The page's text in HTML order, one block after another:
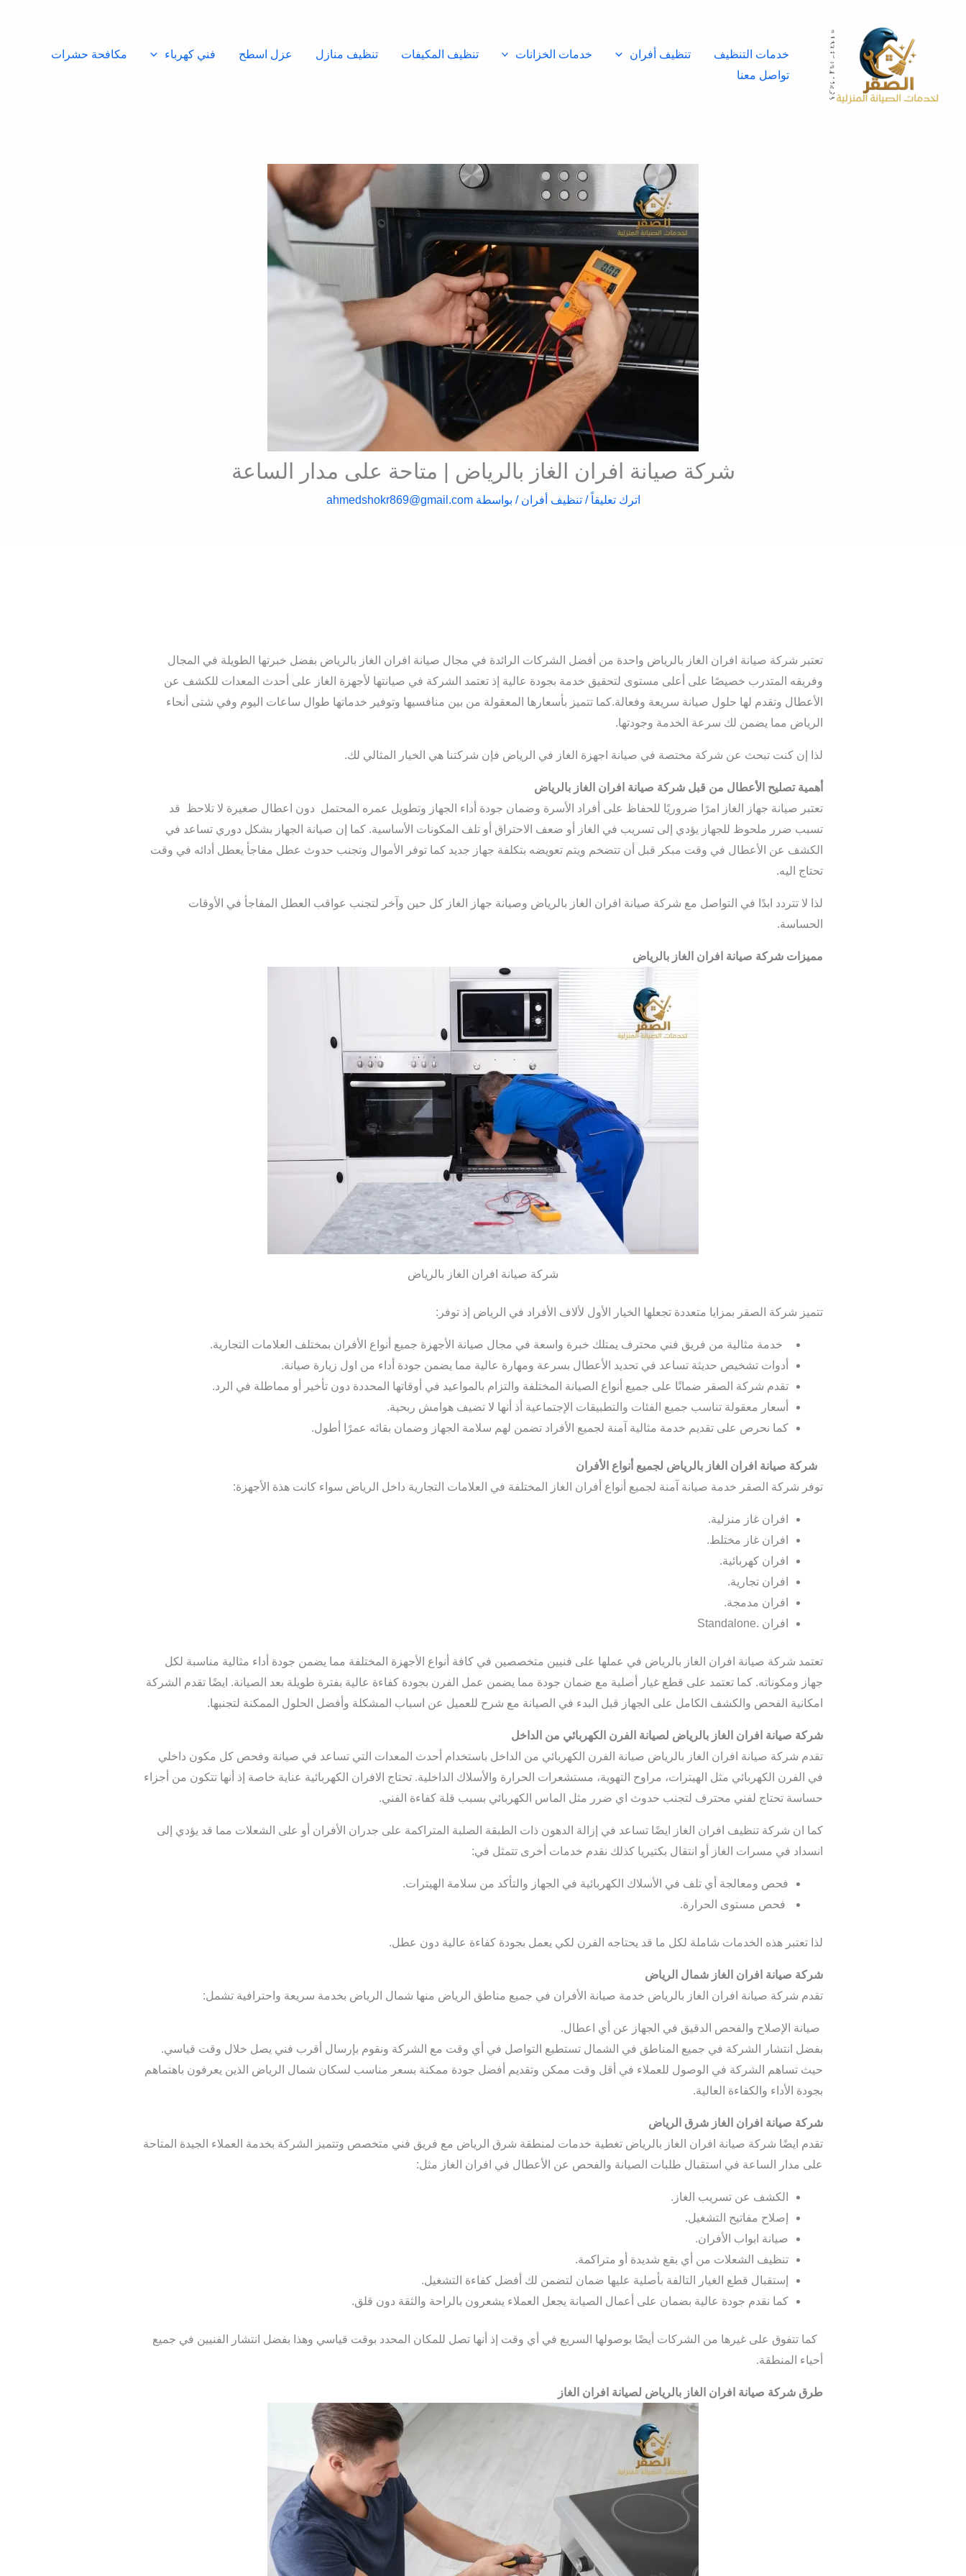
ال
ص
قر
لخ
دم
ا
ت
الت
نظ
ي
ف
بال
ريا
ض
خدمات التنظيف تنظيف أفران خدمات الخزانات تنظيف المكيفات تنظيف منازل عزل اسطح فني كهرباء
مكافحة حشرات
تواصل معنا
شركة صيانة افران الغاز بالرياض | متاحة على مدار الساعة
اترك تعليقاً /تنظيف أفران / بواسطة ahmedshokr869@gmail.com
تعتبر شركة صيانة افران الغاز بالرياض واحدة من أفضل الشركات الرائدة في مجال صيانة افران الغاز بالرياض بفضل خبرتها الطويلة في المجال
وفريقه المتدرب خصيصًا على أعلى مستوى لتحقيق خدمة بجودة عالية إذ تعتمد الشركة في صيانتها لأجهزة الغاز على أحدث المعدات للكشف عن
الأعطال وتقدم لها حلول صيانة سريعة وفعالة.كما تتميز بأسعارها المعقولة من بين منافسيها وتوفير خدماتها طوال ساعات اليوم وفي شتى أنحاء
الرياض مما يضمن لك سرعة الخدمة وجودتها.
لذا إن كنت تبحث عن شركة مختصة في صيانة اجهزة الغاز في الرياض فإن شركتنا هي الخيار المثالي لك.
أهمية تصليح الأعطال من قبل شركة صيانة افران الغاز بالرياض
تعتبر صيانة جهاز الغاز امرًا ضروريًا للحفاظ على أفراد الأسرة وضمان جودة أداء الجهاز وتطويل عمره المحتمل دون اعطال صغيرة لا تلاحظ قد
تسبب ضرر ملحوظ للجهاز يؤدي إلى تسريب في الغاز أو ضعف الاحتراق أو تلف المكونات الأساسية. كما إن صيانة الجهاز بشكل دوري تساعد في
الكشف عن الأعطال في وقت مبكر قبل أن تتضخم ويتم تعويضه بتكلفة جهاز جديد كما توفر الأموال وتجنب حدوث عطل مفاجأ يعطل أدائه في وقت
تحتاج اليه.
لذا لا تتردد ابدًا في التواصل مع شركة صيانة افران الغاز بالرياض وصيانة جهاز الغاز كل حين وآخر لتجنب عواقب العطل المفاجأ في الأوقات
الحساسة.
مميزات شركة صيانة افران الغاز بالرياض
شركة صيانة افران الغاز بالرياض
تتميز شركة الصقر بمزايا متعددة تجعلها الخيار الأول لألاف الأفراد في الرياض إذ توفر:
خدمة مثالية من فريق فني محترف يمتلك خبرة واسعة في مجال صيانة الأجهزة جميع أنواع الأفران بمختلف العلامات التجارية.
أدوات تشخيص حديثة تساعد في تحديد الأعطال بسرعة ومهارة عالية مما يضمن جودة أداء من اول زيارة صيانة.
تقدم شركة الصقر ضمانًا على جميع أنواع الصيانة المختلفة والتزام بالمواعيد في أوقاتها المحددة دون تأخير أو مماطلة في الرد.
أسعار معقولة تناسب جميع الفئات والتطبيقات الإجتماعية أذ أنها لا تضيف هوامش ربحية.
كما نحرص على تقديم خدمة مثالية آمنة لجميع الأفراد تضمن لهم سلامة الجهاز وضمان بقائه عمرًا أطول.
شركة صيانة افران الغاز بالرياض لجميع أنواع الأفران
توفر شركة الصقر خدمة صيانة آمنة لجميع أنواع أفران الغاز المختلفة في العلامات التجارية داخل الرياض سواء كانت هذة الأجهزة:
افران غاز منزلية.
افران غاز مختلط.
افران كهربائية.
افران تجارية.
افران مدمجة.
افران .Standalone
تعتمد شركة صيانة افران الغاز بالرياض في عملها على فنيين متخصصين في كافة أنواع الأجهزة المختلفة مما يضمن جودة أداء مثالية مناسبة لكل
جهاز ومكوناته. كما تعتمد على قطع غيار أصلية مع ضمان جودة مما يضمن عمل الفرن بجودة كفاءة عالية بفترة طويلة بعد الصيانة. ايضًا تقدم الشركة
امكانية الفحص والكشف الكامل على الجهاز قبل البدء في الصيانة مع شرح للعميل عن اسباب المشكلة وأفضل الحلول الممكنة لتجنبها.
شركة صيانة افران الغاز بالرياض لصيانة الفرن الكهربائي من الداخل
تقدم شركة صيانة افران الغاز بالرياض صيانة الفرن الكهربائي من الداخل باستخدام أحدث المعدات التي تساعد في صيانة وفحص كل مكون داخلي
في الفرن الكهربائي مثل الهيترات، مراوح التهوية، مستشعرات الحرارة والأسلاك الداخلية. تحتاج الافران الكهربائية عناية خاصة إذ أنها تتكون من أجزاء
حساسة تحتاج لفني محترف لتجنب حدوث اي ضرر مثل الماس الكهربائي بسبب قلة كفاءة الفني.
كما ان شركة تنظيف افران الغاز ايضًا تساعد في إزالة الدهون ذات الطبقة الصلبة المتراكمة على جدران الأفران أو على الشعلات مما قد يؤدي إلى
انسداد في مسرات الغاز أو انتقال بكتيريا كذلك نقدم خدمات أخرى تتمثل في:
فحص ومعالجة أي تلف في الأسلاك الكهربائية في الجهاز والتأكد من سلامة الهيترات.
فحص مستوى الحرارة.
لذا تعتبر هذه الخدمات شاملة لكل ما قد يحتاجه الفرن لكي يعمل بجودة كفاءة عالية دون عطل.
شركة صيانة افران الغاز شمال الرياض
تقدم شركة صيانة افران الغاز بالرياض خدمة صيانة الأفران في جميع مناطق الرياض منها شمال الرياض بخدمة سريعة واحترافية تشمل:
صيانة الإصلاح والفحص الدقيق في الجهاز عن أي اعطال.
بفضل انتشار الشركة في جميع المناطق في الشمال تستطيع التواصل في أي وقت مع الشركة ونقوم بإرسال أقرب فني يصل خلال وقت قياسي.
حيث تساهم الشركة في الوصول للعملاء في أقل وقت ممكن وتقديم أفضل جودة ممكنة بسعر مناسب لسكان شمال الرياض الذين يعرفون باهتماهم
بجودة الأداء والكفاءة العالية.
شركة صيانة افران الغاز شرق الرياض
تقدم ايضًا شركة صيانة افران الغاز بالرياض تغطية خدمات لمنطقة شرق الرياض مع فريق فني متخصص وتتميز الشركة بخدمة العملاء الجيدة المتاحة
على مدار الساعة في استقبال طلبات الصيانة والفحص عن الأعطال في افران الغاز مثل:
الكشف عن تسريب الغاز.
إصلاح مفاتيح التشغيل.
صيانة ابواب الأفران.
تنظيف الشعلات من أي بقع شديدة أو متراكمة.
إستقبال قطع الغيار التالفة بأصلية عليها ضمان لتضمن لك أفضل كفاءة التشغيل.
كما نقدم جودة عالية بضمان على أعمال الصيانة يجعل العملاء يشعرون بالراحة والثقة دون قلق.
كما تتفوق على غيرها من الشركات أيضًا بوصولها السريع في أي وقت إذ أنها تصل للمكان المحدد بوقت قياسي وهذا بفضل انتشار الفنيين في جميع
أحياء المنطقة.
طرق شركة صيانة افران الغاز بالرياض لصيانة افران الغاز